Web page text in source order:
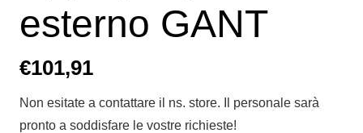
esterno GANT
€101,91
Non esitate a contattare il ns. store. Il personale sarà
pronto a soddisfare le vostre richieste!